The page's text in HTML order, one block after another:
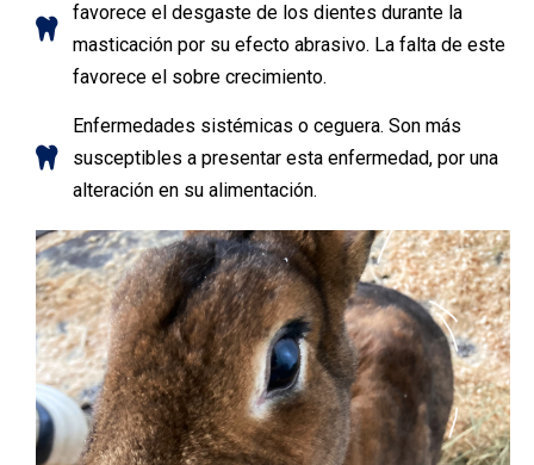
favorece el desgaste de los dientes durante la
masticación por su efecto abrasivo. La falta de este
favorece el sobre crecimiento.
Enfermedades sistémicas o ceguera. Son más
susceptibles a presentar esta enfermedad, por una
alteración en su alimentación.